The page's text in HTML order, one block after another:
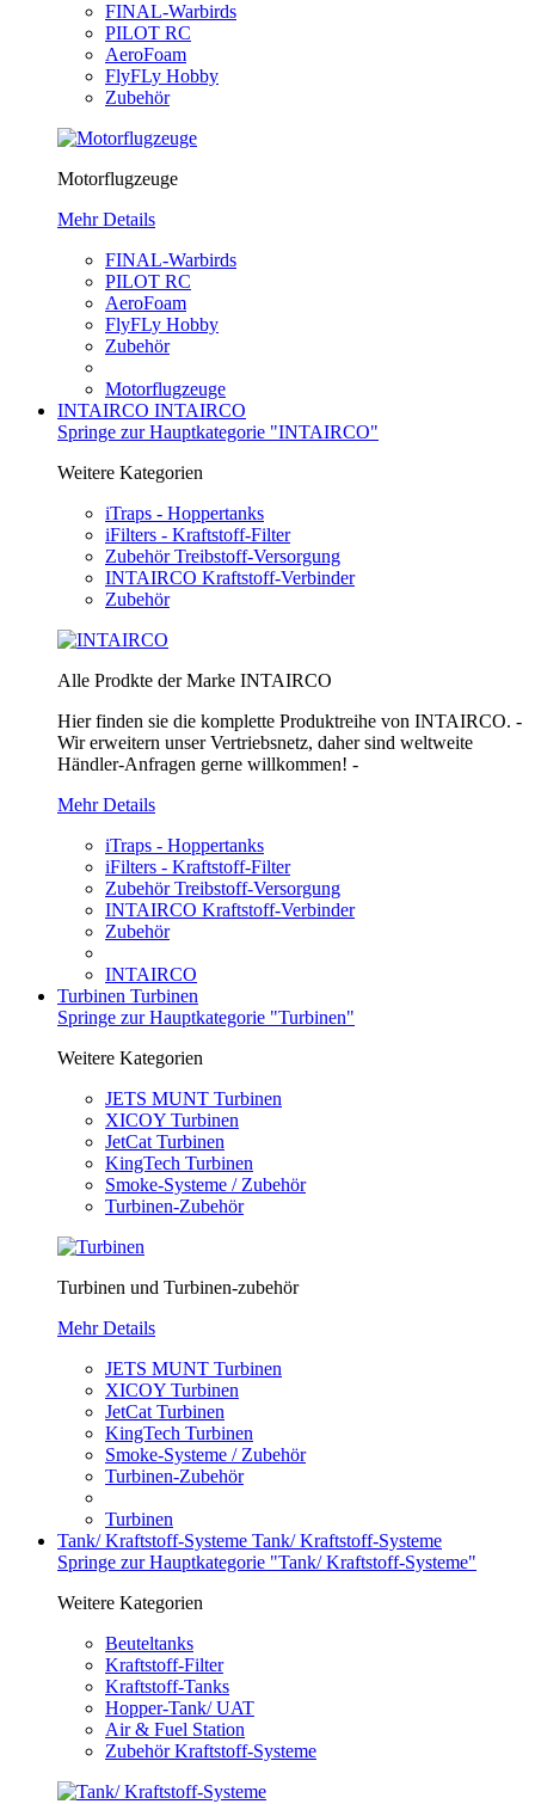
FINAL-Warbirds
PILOT RC
AeroFoam
FlyFLy Hobby
Zubehör
Motorflugzeuge
Mehr Details
FINAL-Warbirds
PILOT RC
AeroFoam
FlyFLy Hobby
Zubehör
Motorflugzeuge
INTAIRCO INTAIRCO
Springe zur Hauptkategorie "INTAIRCO"
Weitere Kategorien
iTraps - Hoppertanks
iFilters - Kraftstoff-Filter
Zubehör Treibstoff-Versorgung
INTAIRCO Kraftstoff-Verbinder
Zubehör
Alle Prodkte der Marke INTAIRCO
Hier finden sie die komplette Produktreihe von INTAIRCO. -
Wir erweitern unser Vertriebsnetz, daher sind weltweite
Händler-Anfragen gerne willkommen! -
Mehr Details
iTraps - Hoppertanks
iFilters - Kraftstoff-Filter
Zubehör Treibstoff-Versorgung
INTAIRCO Kraftstoff-Verbinder
Zubehör
INTAIRCO
Turbinen Turbinen
Springe zur Hauptkategorie "Turbinen"
Weitere Kategorien
JETS MUNT Turbinen
XICOY Turbinen
JetCat Turbinen
KingTech Turbinen
Smoke-Systeme / Zubehör
Turbinen-Zubehör
Turbinen und Turbinen-zubehör
Mehr Details
JETS MUNT Turbinen
XICOY Turbinen
JetCat Turbinen
KingTech Turbinen
Smoke-Systeme / Zubehör
Turbinen-Zubehör
Turbinen
Tank/ Kraftstoff-Systeme Tank/ Kraftstoff-Systeme
Springe zur Hauptkategorie "Tank/ Kraftstoff-Systeme"
Weitere Kategorien
Beuteltanks
Kraftstoff-Filter
Kraftstoff-Tanks
Hopper-Tank/ UAT
Air & Fuel Station
Zubehör Kraftstoff-Systeme